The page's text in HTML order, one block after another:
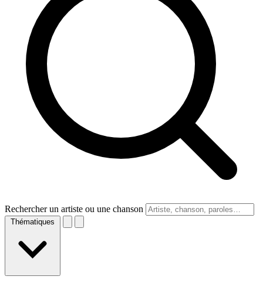
Rechercher un artiste ou une chanson
Thématiques